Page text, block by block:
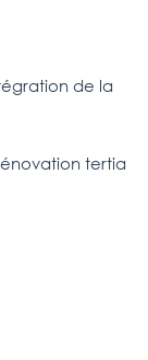
de la
tertia